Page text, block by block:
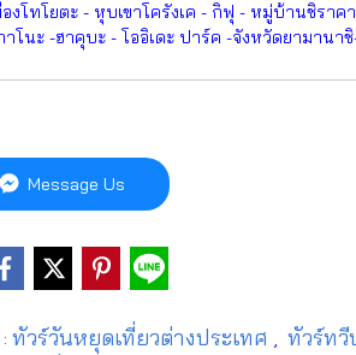
องโทโยตะ - หุบเขาโครังเค - กิฟุ - หมู่บ้านชิรา
าโนะ -ฮาคุบะ - โออิเดะ ปาร์ค -จังหวัดยามานาชิ
Message Us
ทัวร์วันหยุดเที่ยวต่างประเทศ ทัวร์ทวี